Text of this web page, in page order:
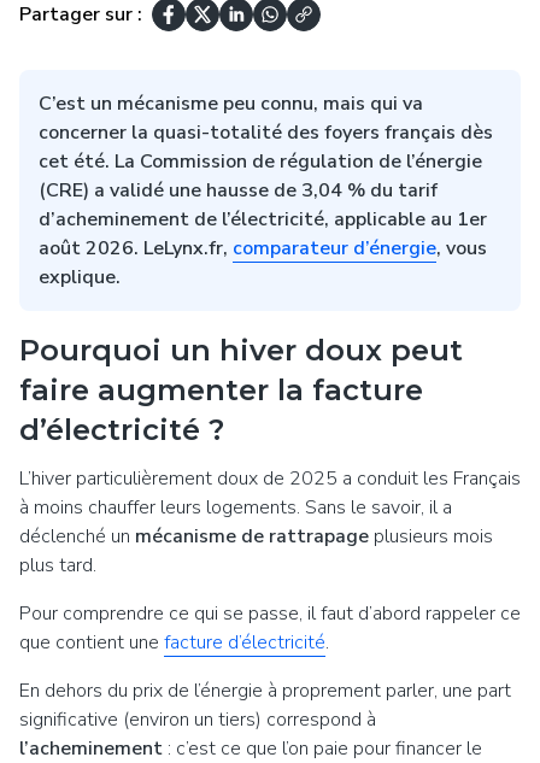
Partager sur :
C’est un mécanisme peu connu, mais qui va
concerner la quasi-totalité des foyers français dès
cet été. La Commission de régulation de l’énergie
(CRE) a validé une hausse de 3,04 % du tarif
d’acheminement de l’électricité, applicable au 1er
août 2026. LeLynx.fr, comparateur d’énergie, vous
explique.
Pourquoi un hiver doux peut
faire augmenter la facture
d’électricité ?
L’hiver particulièrement doux de 2025 a conduit les Français
à moins chauffer leurs logements. Sans le savoir, il a
déclenché un mécanisme de rattrapage plusieurs mois
plus tard.
Pour comprendre ce qui se passe, il faut d’abord rappeler ce
que contient une facture d’électricité.
En dehors du prix de l’énergie à proprement parler, une part
significative (environ un tiers) correspond à
l’acheminement : c’est ce que l’on paie pour financer le